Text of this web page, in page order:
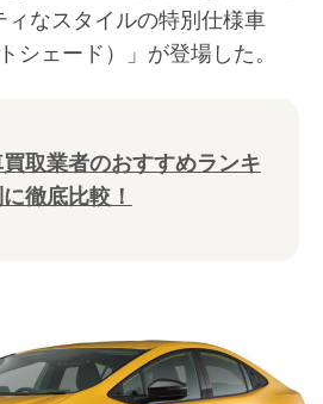
ィなスタイルの特別仕様車
シェード）」が登場した。
取業者のおすすめランキ
徹底比較！